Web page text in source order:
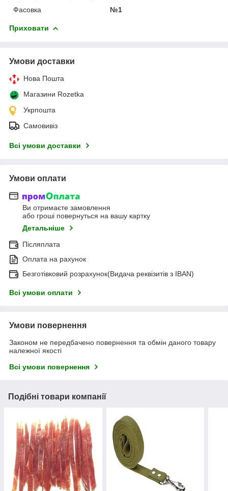
Фасовка
№1
Приховати
Умови доставки
Нова Пошта
Магазини Rozetka
Укрпошта
Самовивіз
Всі умови доставки
Умови оплати
Ви отримаєте замовлення
або гроші повернуться на вашу картку
Детальніше
Післяплата
Оплата на рахунок
Безготівковий розрахунок(Видача реквізитів з IBAN)
Всі умови оплати
Умови повернення
Законом не передбачено повернення та обмін даного товару
належної якості
Всі умови повернення
Подібні товари компанії